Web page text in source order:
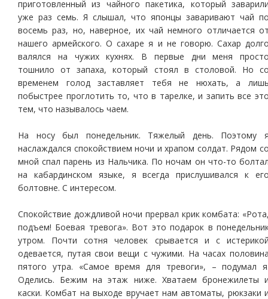
приготовленный из чайного пакетика, который
уже раз семь. Я слышал, что японцы заваривают чай
восемь раз, но, наверное, их чай немного отличается
нашего армейского. О сахаре я и не говорю. Сахар
валялся на чужих кухнях. В первые дни меня
тошнило от запаха, который стоял в столовой. Но
временем голод заставляет тебя не нюхать, а
побыстрее проглотить то, что в тарелке, и запить все
тем, что называлось чаем.
На носу был понедельник. Тяжелый день. Поэтому
наслаждался спокойствием ночи и храпом солдат. Рядом
мной спал парень из Нальчика. По ночам он что-то
на кабардинском языке, я всегда прислушивался к
болтовне. С интересом.
Спокойствие дождливой ночи прервал крик комбата:
подъем! Боевая тревога». Вот это подарок в
утром. Почти сотня человек срывается и с
одевается, путая свои вещи с чужими. На часах
пятого утра. «Самое время для тревоги», – подумал
Оделись. Бежим на этаж ниже. Хватаем бронежилеты
каски. Комбат на выходе вручает нам автоматы, рюкзаки